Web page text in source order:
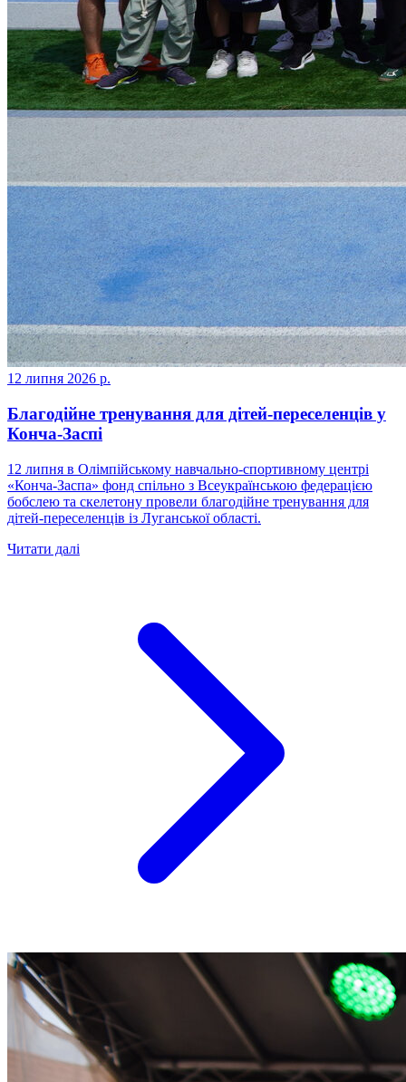
12 липня 2026 р.
Благодійне тренування для дітей-переселенців у
Конча-Заспі
12 липня в Олімпійському навчально-спортивному центрі
«Конча-Заспа» фонд спільно з Всеукраїнською федерацією
бобслею та скелетону провели благодійне тренування для
дітей-переселенців із Луганської області.
Читати далі